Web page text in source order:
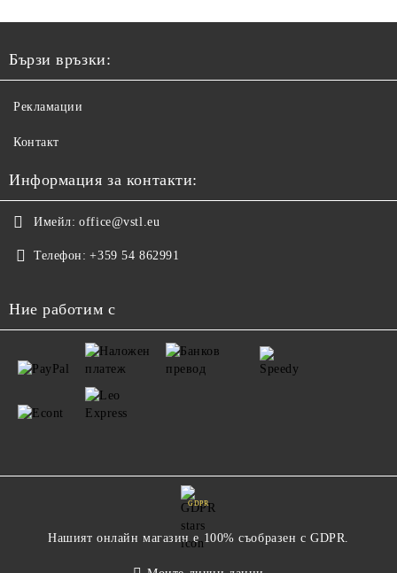
Бързи връзки:
Рекламации
Контакт
Информация за контакти:
Имейл: office@vstl.eu
Телефон: +359 54 862991
Ние работим с
GDPR
Нашият онлайн магазин е 100% съобразен с GDPR.